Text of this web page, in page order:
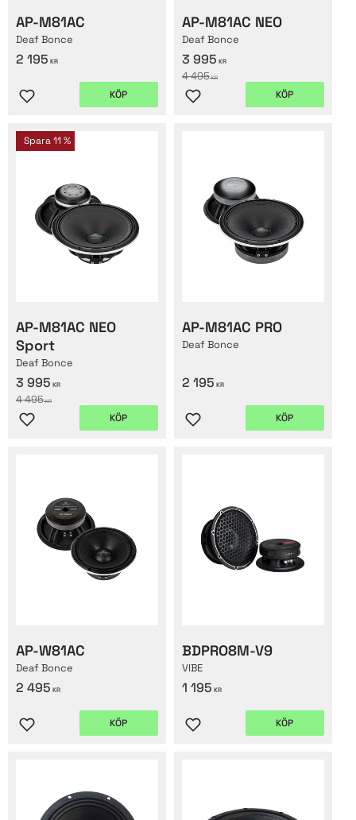
AP-M81AC
Deaf Bonce
2 195 KR
Lägg till i favoriter
KÖP
AP-M81AC NEO
Deaf Bonce
3 995 KR
4 495KR
Lägg till i favoriter
KÖP
AP-M81AC NEO
Sport
Deaf Bonce
3 995 KR
4 495KR
Spara11 %
Lägg till i favoriter
KÖP
AP-M81AC PRO
Deaf Bonce
2 195 KR
Lägg till i favoriter
KÖP
AP-W81AC
Deaf Bonce
2 495 KR
Lägg till i favoriter
KÖP
BDPRO8M-V9
VIBE
1 195 KR
Lägg till i favoriter
KÖP